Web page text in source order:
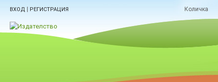
ВХОД | РЕГИСТРАЦИЯ Количка